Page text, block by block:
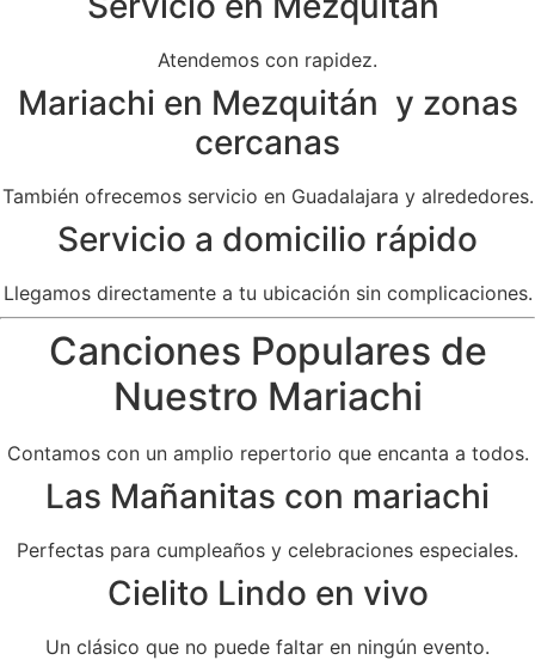
Atendemos con rapidez.
Mariachi en Mezquitán y zonas
cercanas
También ofrecemos servicio en Guadalajara y alrededores.
Servicio a domicilio rápido
Llegamos directamente a tu ubicación sin complicaciones.
Canciones Populares de
Nuestro Mariachi
Contamos con un amplio repertorio que encanta a todos.
Las Mañanitas con mariachi
Perfectas para cumpleaños y celebraciones especiales.
Cielito Lindo en vivo
Un clásico que no puede faltar en ningún evento.